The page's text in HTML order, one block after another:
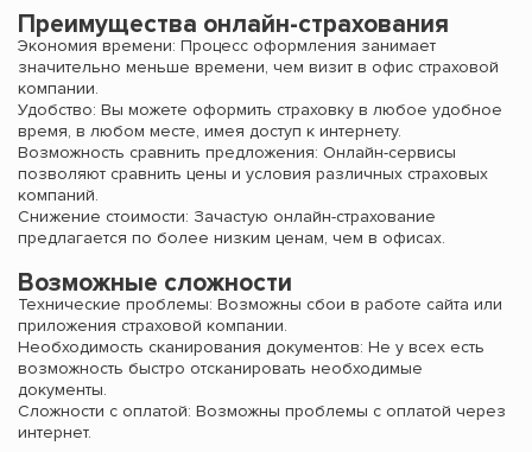
Преимущества онлайн-страхования
Экономия времени: Процесс оформления занимает
значительно меньше времени, чем визит в офис страховой
компании.
Удобство: Вы можете оформить страховку в любое удобное
время, в любом месте, имея доступ к интернету.
Возможность сравнить предложения: Онлайн-сервисы
позволяют сравнить цены и условия различных страховых
компаний.
Снижение стоимости: Зачастую онлайн-страхование
предлагается по более низким ценам, чем в офисах.
Возможные сложности
Технические проблемы: Возможны сбои в работе сайта или
приложения страховой компании.
Необходимость сканирования документов: Не у всех есть
возможность быстро отсканировать необходимые
документы.
Сложности с оплатой: Возможны проблемы с оплатой через
интернет.